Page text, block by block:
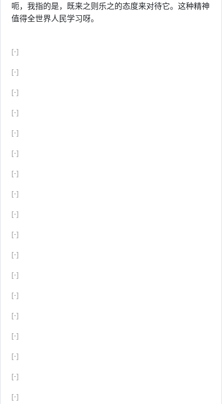
呃，我指的是，既来之则乐之的态度来对待它。这种精神
值得全世界人民学习呀。
[-]
[-]
[-]
[-]
[-]
[-]
[-]
[-]
[-]
[-]
[-]
[-]
[-]
[-]
[-]
[-]
[-]
[-]